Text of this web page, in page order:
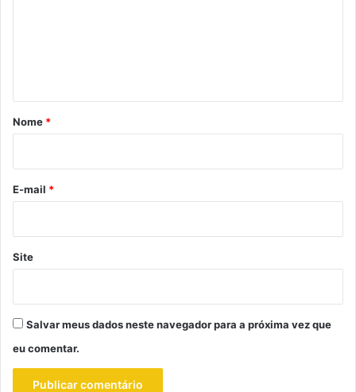
r
*
Nome *
E-mail *
Site
Salvar meus dados neste navegador para a próxima vez que
eu comentar.